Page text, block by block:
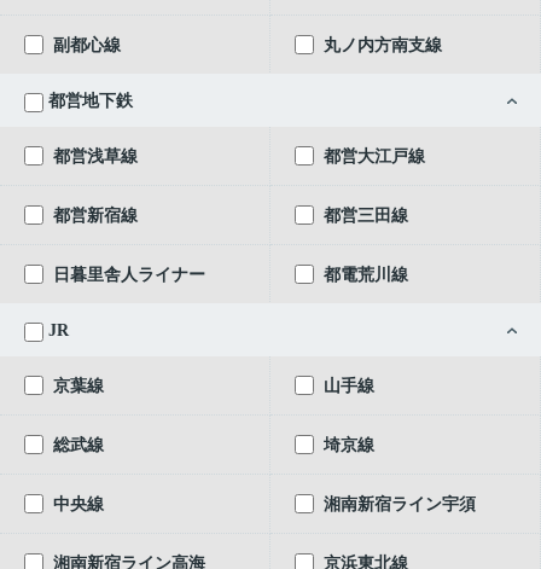
副都心線 丸ノ内方南支線
都営地下鉄
都営浅草線 都営大江戸線
都営新宿線 都営三田線
日暮里舎人ライナー 都電荒川線
JR
京葉線 山手線
総武線 埼京線
中央線 湘南新宿ライン宇須
湘南新宿ライン高海 京浜東北線